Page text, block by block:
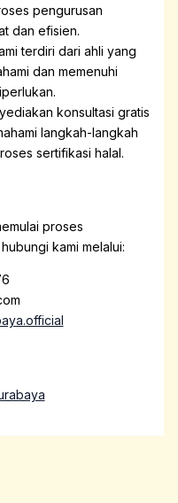
pengurusan
dan efisien.
terdiri dari ahli yang
dan memenuhi
konsultasi gratis
langkah-langkah
sertifikasi halal.
proses
kami melalui: